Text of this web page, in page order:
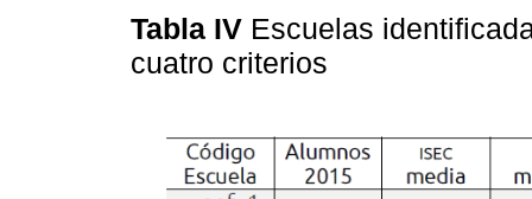
Tabla IV Escuelas
cuatro criterios